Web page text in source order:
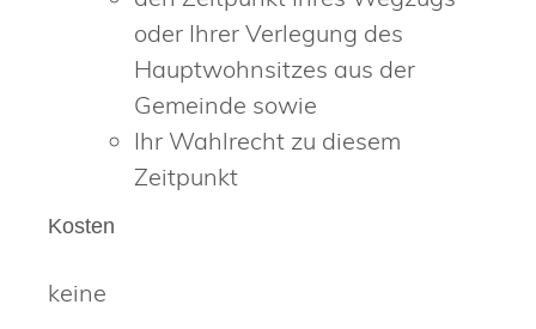
oder Ihrer Verlegung des
Hauptwohnsitzes aus der
Gemeinde sowie
Ihr Wahlrecht zu diesem
Zeitpunkt
Kosten
keine